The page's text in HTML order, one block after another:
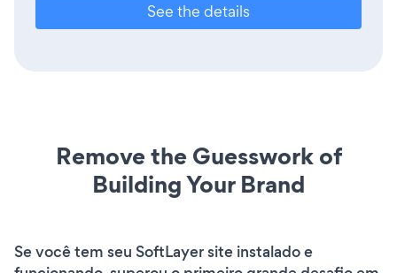
See the details
Remove the Guesswork of
Building Your Brand
Se você tem seu SoftLayer site instalado e